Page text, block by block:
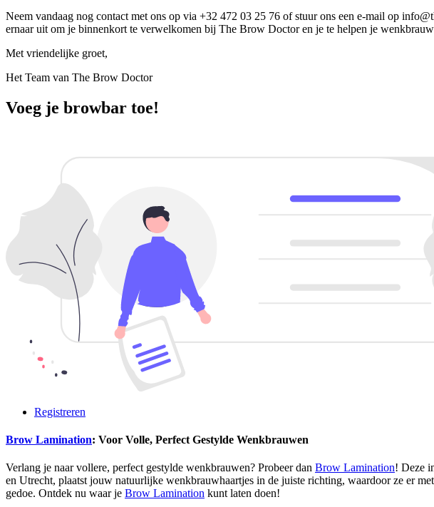
Neem vandaag nog contact met ons op via +32 472 03 25 76 of stuur ons een e-mail op
ernaar uit om je binnenkort te verwelkomen bij The Brow Doctor en je te helpen je
Met vriendelijke groet,
Het Team van The Brow Doctor
Voeg je browbar toe!
Registreren
Brow Lamination: Voor Volle, Perfect Gestylde Wenkbrauwen
Verlang je naar vollere, perfect gestylde wenkbrauwen? Probeer dan Brow Lamination! Deze
en Utrecht, plaatst jouw natuurlijke wenkbrauwhaartjes in de juiste richting, waardoor ze er
gedoe. Ontdek nu waar je Brow Lamination kunt laten doen!